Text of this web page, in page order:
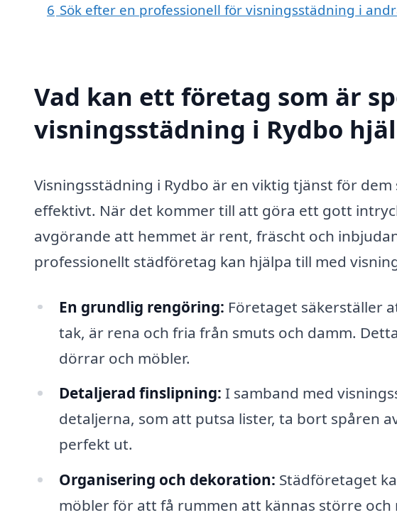
6 Sök efter en professionell för visningsstädning i
Vad kan ett företag som är
visningsstädning i Rydbo
Visningsstädning i Rydbo är en viktig tjänst för
effektivt. När det kommer till att göra ett gott
avgörande att hemmet är rent, fräscht och
professionellt städföretag kan hjälpa till med
En grundlig rengöring: Företaget säkerställer
tak, är rena och fria från smuts och damm.
dörrar och möbler.
Detaljerad finslipning: I samband med
detaljerna, som att putsa lister, ta bort spåren
perfekt ut.
Organisering och dekoration: Städföretaget
möbler för att få rummen att kännas större